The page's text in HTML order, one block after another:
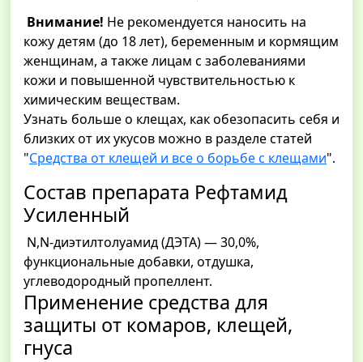
Внимание! Не рекомендуется наносить на
кожу детям (до 18 лет), беременным и кормящим
женщинам, а также лицам с заболеваниями
кожи и повышенной чувствительностью к
химическим веществам.
Узнать больше о клещах, как обезопасить себя и
близких от их укусов можно в разделе статей
"Средства от клещей и все о борьбе с клещами".
Состав препарата Рефтамид
Усиленный
N,N-диэтилтолуамид (ДЭТА) — 30,0%,
функциональные добавки, отдушка,
углеводородный пропеллент.
Применение средства для
защиты от комаров, клещей,
гнуса